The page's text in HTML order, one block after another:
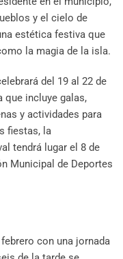
y el cielo de
estética festiva que
la magia de la isla.
del 19 al 22 de
que incluye galas,
y actividades para
fiestas, la
tendrá lugar el 8 de
Municipal de Deportes
con una jornada